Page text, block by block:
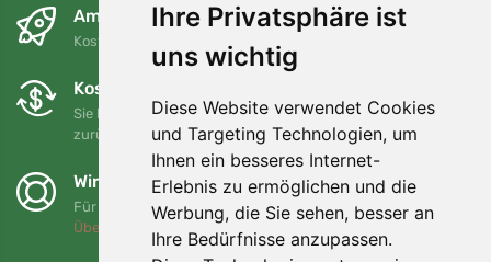
Ihre Privatsphäre ist
uns wichtig
Diese Website verwendet Cookies
und Targeting Technologien, um
Ihnen ein besseres Internet-
Erlebnis zu ermöglichen und die
Werbung, die Sie sehen, besser an
Ihre Bedürfnisse anzupassen.
Am nächsten Tag und kostenlos
Kostenloser Versand für Bestellungen über 80 EUR
Kostenloser Umtausch und Rückgabe
Sie können Ihre Bestellung jederzeit innerhalb von 90 Tagen
zurückgeben oder umtauschen.
Wir unterstützen Trees.org
Für jede Bestellung pflanzen wir einen Baum! Mehr lesen
Über uns